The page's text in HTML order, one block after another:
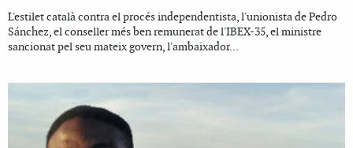
L'estilet català contra el procés independentista, l'unionista de Pedro
Sánchez, el conseller més ben remunerat de l'IBEX-35, el ministre
sancionat pel seu mateix govern, l'ambaixador...